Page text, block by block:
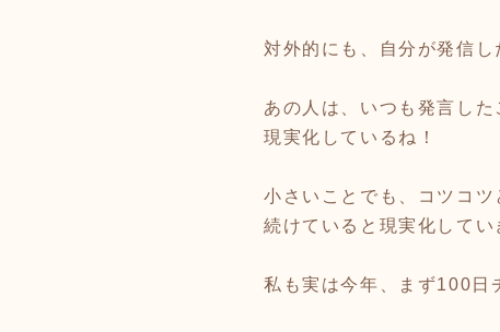
対外的にも、自分が発信
あの人は、いつも発言した
現実化しているね！
小さいことでも、コツコツ
続けていると現実化してい
私も実は今年、まず100日